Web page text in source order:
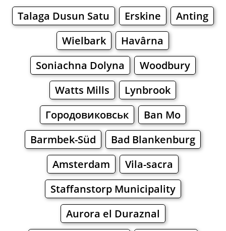
Talaga Dusun Satu Erskine
Anting
Wielbark
Havârna
Soniachna Dolyna
Woodbury
Watts Mills
Lynbrook
Городовиковськ
Ban Mo
Barmbek-Süd
Bad Blankenburg
Amsterdam
Vila-sacra
Staffanstorp Municipality
Aurora el Duraznal